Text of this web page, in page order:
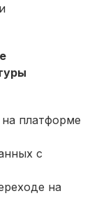
платформе
с
на